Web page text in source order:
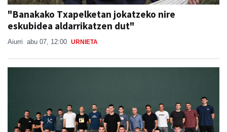
"Banakako Txapelketan jokatzeko nire
eskubidea aldarrikatzen dut"
Aiurri abu 07, 12:00 URNIETA